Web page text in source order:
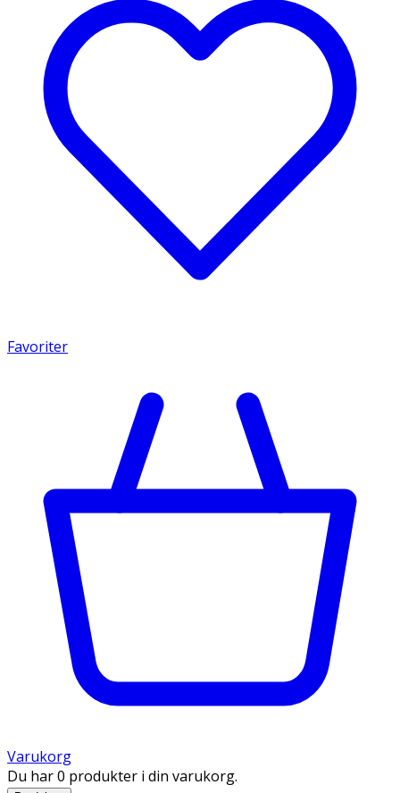
Favoriter
Varukorg
Du har 0 produkter i din varukorg.